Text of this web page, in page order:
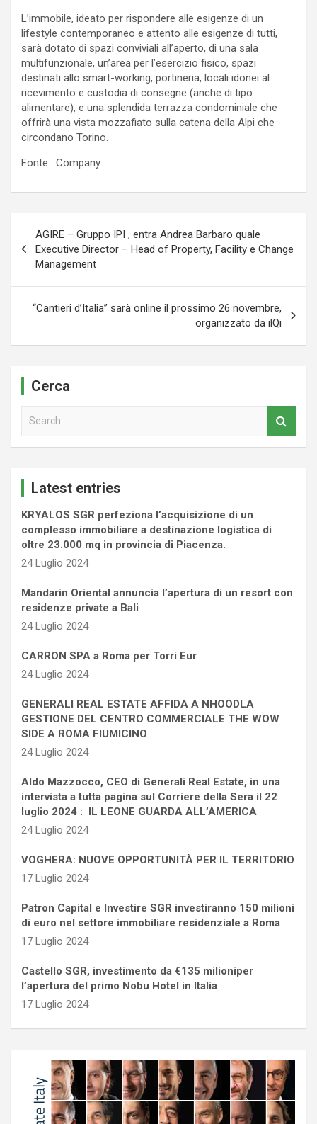
L’immobile, ideato per rispondere alle esigenze di un
lifestyle contemporaneo e attento alle esigenze di tutti,
sarà dotato di spazi conviviali all’aperto, di una sala
multifunzionale, un’area per l’esercizio fisico, spazi
destinati allo smart-working, portineria, locali idonei al
ricevimento e custodia di consegne (anche di tipo
alimentare), e una splendida terrazza condominiale che
offrirà una vista mozzafiato sulla catena della Alpi che
circondano Torino.
Fonte : Company
articoli
AGIRE – Gruppo IPI , entra Andrea Barbaro quale
Executive Director – Head of Property, Facility e Change
Management
“Cantieri d’Italia” sarà online il prossimo 26 novembre,
organizzato da ilQi
Cerca
Latest entries
KRYALOS SGR perfeziona l’acquisizione di un
complesso immobiliare a destinazione logistica di
oltre 23.000 mq in provincia di Piacenza.
24 Luglio 2024
Mandarin Oriental annuncia l’apertura di un resort con
residenze private a Bali
24 Luglio 2024
CARRON SPA a Roma per Torri Eur
24 Luglio 2024
GENERALI REAL ESTATE AFFIDA A NHOODLA
GESTIONE DEL CENTRO COMMERCIALE THE WOW
SIDE A ROMA FIUMICINO
24 Luglio 2024
Aldo Mazzocco, CEO di Generali Real Estate, in una
intervista a tutta pagina sul Corriere della Sera il 22
luglio 2024 : IL LEONE GUARDA ALL’AMERICA
24 Luglio 2024
VOGHERA: NUOVE OPPORTUNITÀ PER IL TERRITORIO
17 Luglio 2024
Patron Capital e Investire SGR investiranno 150 milioni
di euro nel settore immobiliare residenziale a Roma
17 Luglio 2024
Castello SGR, investimento da €135 milioniper
l’apertura del primo Nobu Hotel in Italia
17 Luglio 2024